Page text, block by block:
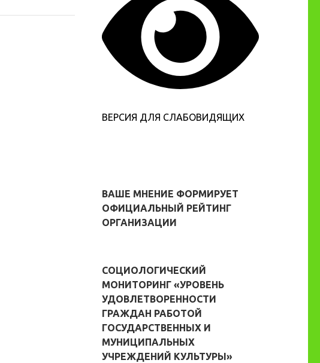
ВЕРСИЯ ДЛЯ СЛАБОВИДЯЩИХ
ВАШЕ МНЕНИЕ ФОРМИРУЕТ
ОФИЦИАЛЬНЫЙ РЕЙТИНГ
ОРГАНИЗАЦИИ
СОЦИОЛОГИЧЕСКИЙ
МОНИТОРИНГ «УРОВЕНЬ
УДОВЛЕТВОРЕННОСТИ
ГРАЖДАН РАБОТОЙ
ГОСУДАРСТВЕННЫХ И
МУНИЦИПАЛЬНЫХ
УЧРЕЖДЕНИЙ КУЛЬТУРЫ»